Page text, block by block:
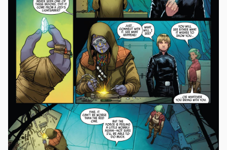
“exclusividade de uso” para os heróis — ou se
antes já não era qualquer um que podia ter o
artefato, agora os Jedis são praticamente os
únicos que podem tê-lo.